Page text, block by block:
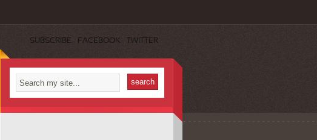
SUBSCRIBE FACEBOOK TWITTER